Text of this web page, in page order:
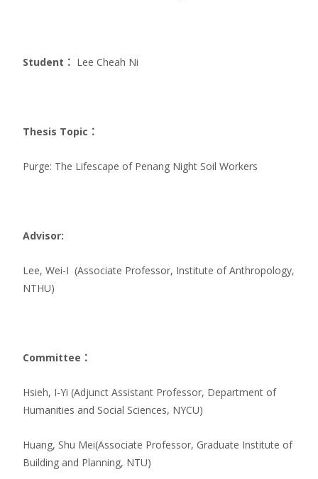
Student ： Lee Cheah Ni
Thesis Topic ：
Purge: The Lifescape of Penang Night Soil Workers
Advisor:
Lee, Wei-I (Associate Professor, Institute of Anthropology,
NTHU)
Committee ：
Hsieh, I-Yi (Adjunct Assistant Professor, Department of
Humanities and Social Sciences, NYCU)
Huang, Shu Mei(Associate Professor, Graduate Institute of
Building and Planning, NTU)